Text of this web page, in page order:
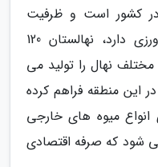
کشور است و ظرفیت
های بسیار بالایی در حوزه کشاورزی دارد، نهالستان 120
نهال را تولید می
این منطقه فراهم کرده
انواع میوه های خارجی
شود که صرفه اقتصادی